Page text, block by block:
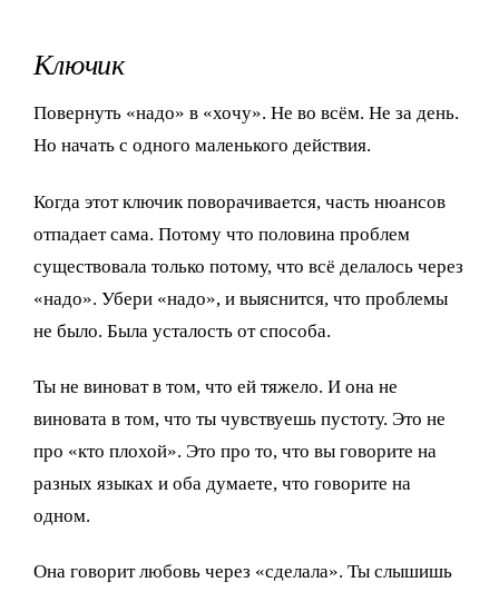
Ключик
Повернуть «надо» в «хочу». Не во всём. Не за день.
Но начать с одного маленького действия.
Когда этот ключик поворачивается, часть нюансов
отпадает сама. Потому что половина проблем
существовала только потому, что всё делалось через
«надо». Убери «надо», и выяснится, что проблемы
не было. Была усталость от способа.
Ты не виноват в том, что ей тяжело. И она не
виновата в том, что ты чувствуешь пустоту. Это не
про «кто плохой». Это про то, что вы говорите на
разных языках и оба думаете, что говорите на
одном.
Она говорит любовь через «сделала». Ты слышишь